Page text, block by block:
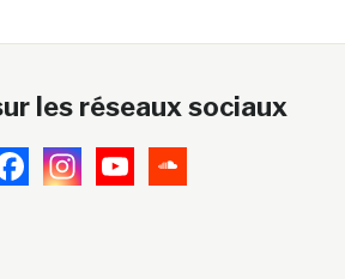
les réseaux sociaux